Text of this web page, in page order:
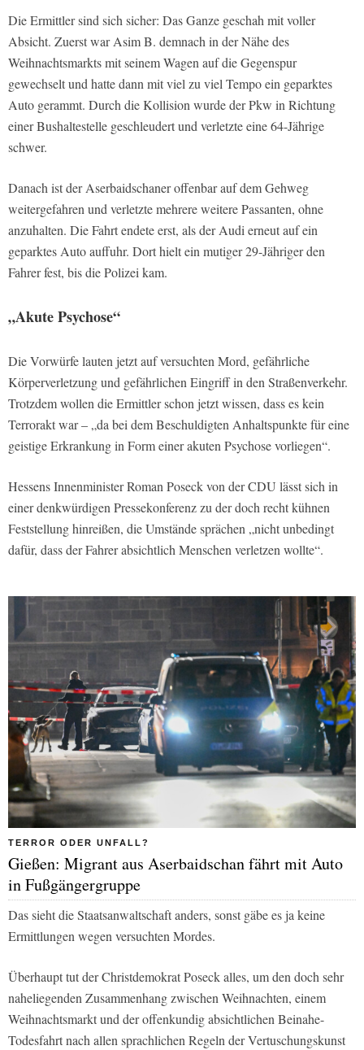
Die Ermittler sind sich sicher: Das Ganze geschah mit voller
Absicht. Zuerst war Asim B. demnach in der Nähe des
Weihnachtsmarkts mit seinem Wagen auf die Gegenspur
gewechselt und hatte dann mit viel zu viel Tempo ein geparktes
Auto gerammt. Durch die Kollision wurde der Pkw in Richtung
einer Bushaltestelle geschleudert und verletzte eine 64-Jährige
schwer.
Danach ist der Aserbaidschaner offenbar auf dem Gehweg
weitergefahren und verletzte mehrere weitere Passanten, ohne
anzuhalten. Die Fahrt endete erst, als der Audi erneut auf ein
geparktes Auto auffuhr. Dort hielt ein mutiger 29-Jähriger den
Fahrer fest, bis die Polizei kam.
„Akute Psychose“
Die Vorwürfe lauten jetzt auf versuchten Mord, gefährliche
Körperverletzung und gefährlichen Eingriff in den Straßenverkehr.
Trotzdem wollen die Ermittler schon jetzt wissen, dass es kein
Terrorakt war – „da bei dem Beschuldigten Anhaltspunkte für eine
geistige Erkrankung in Form einer akuten Psychose vorliegen“.
Hessens Innenminister Roman Poseck von der CDU lässt sich in
einer denkwürdigen Pressekonferenz zu der doch recht kühnen
Feststellung hinreißen, die Umstände sprächen „nicht unbedingt
dafür, dass der Fahrer absichtlich Menschen verletzen wollte“.
TERROR ODER UNFALL?
Gießen: Migrant aus Aserbaidschan fährt mit Auto
in Fußgängergruppe
Das sieht die Staatsanwaltschaft anders, sonst gäbe es ja keine
Ermittlungen wegen versuchten Mordes.
Überhaupt tut der Christdemokrat Poseck alles, um den doch sehr
naheliegenden Zusammenhang zwischen Weihnachten, einem
Weihnachtsmarkt und der offenkundig absichtlichen Beinahe-
Todesfahrt nach allen sprachlichen Regeln der Vertuschungskunst